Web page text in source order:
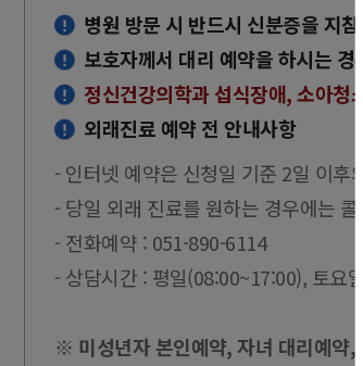
병원 방문 시 반드시 신분증을 지
보호자께서 대리 예약을 하시는 경
정신건강의학과 섭식장애, 소아청
외래진료 예약 전 안내사항
- 인터넷 예약은 신청일 기준 2일 이후
- 당일 외래 진료를 원하는 경우에는
- 전화예약 : 051-890-6114
- 상담시간 : 평일(08:00~17:00), 토요
※ 미성년자 본인예약, 자녀 대리예약,